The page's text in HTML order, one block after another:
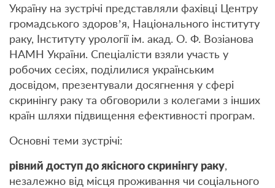
Україну на зустрічі представляли фахівці Центру
громадського здоров’я, Національного інституту
раку, Інституту урології ім. акад. О. Ф. Возіанова
НАМН України. Спеціалісти взяли участь у
робочих сесіях, поділилися українським
досвідом, презентували досягнення у сфері
скринінгу раку та обговорили з колегами з інших
країн шляхи підвищення ефективності програм.
Основні теми зустрічі:
рівний доступ до якісного скринінгу раку,
незалежно від місця проживання чи соціального